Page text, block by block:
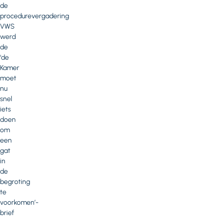
de
procedurevergadering
VWS
werd
de
‘de
Kamer
moet
nu
snel
iets
doen
om
een
gat
in
de
begroting
te
voorkomen’-
brief